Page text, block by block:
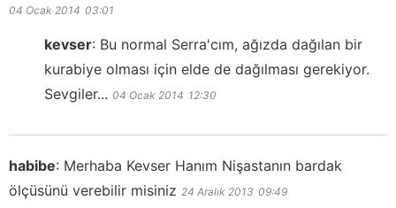
04 Ocak 2014 03:01
kevser: Bu normal Serra'cım, ağızda dağılan bir
kurabiye olması için elde de dağılması gerekiyor.
Sevgiler... 04 Ocak 2014 12:30
habibe: Merhaba Kevser Hanım Nişastanın bardak
ölçüsünü verebilir misiniz 24 Aralık 2013 09:49